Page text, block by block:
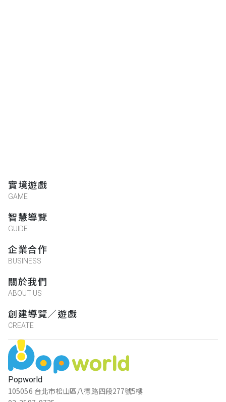
Popworld
105056 台北市松山區八德路四段277號5樓
實境遊戲
GAME
智慧導覽
GUIDE
企業合作
BUSINESS
關於我們
ABOUT US
創建導覽／遊戲
CREATE